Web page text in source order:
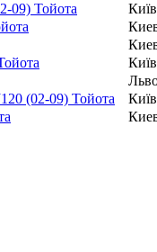
09) Тойота
Київ
Київ
(02-09) Тойота
Київ